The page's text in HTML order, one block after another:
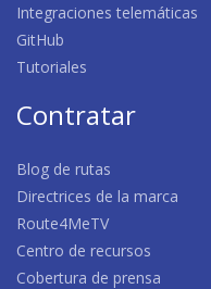
Integraciones telemáticas
GitHub
Tutoriales
Contratar
Blog de rutas
Directrices de la marca
Route4MeTV
Centro de recursos
Cobertura de prensa